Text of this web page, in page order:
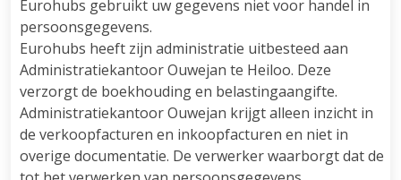
Eurohubs gebruikt uw gegevens niet voor handel in
persoonsgegevens.
Eurohubs heeft zijn administratie uitbesteed aan
Administratiekantoor Ouwejan te Heiloo. Deze
verzorgt de boekhouding en belastingaangifte.
Administratiekantoor Ouwejan krijgt alleen inzicht in
de verkoopfacturen en inkoopfacturen en niet in
overige documentatie. De verwerker waarborgt dat de